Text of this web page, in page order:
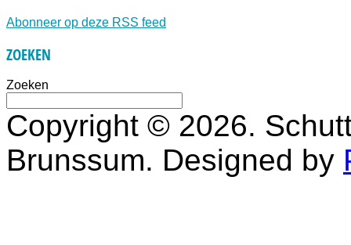
Abonneer op deze RSS feed
ZOEKEN
Zoeken
Copyright © 2026.
Brunssum. Designed by